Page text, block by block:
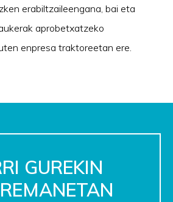
erabiltzaileengana, bai eta
aprobetxatzeko
enpresa traktoreetan ere.
GUREKIN